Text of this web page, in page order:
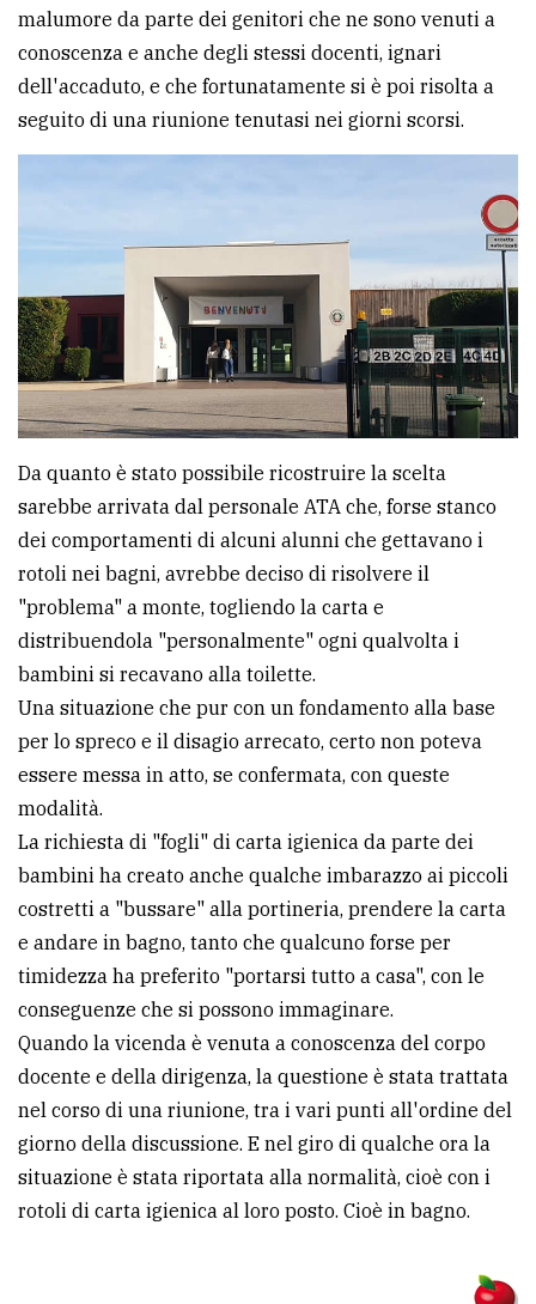
CERCA
Cerca
per
comune
LE
ALTRE
TESTATE
PRIVACY
Privacy
policy
Cookie
policy
malumore da parte dei genitori che ne sono venuti a
conoscenza e anche degli stessi docenti, ignari
dell'accaduto, e che fortunatamente si è poi risolta a
seguito di una riunione tenutasi nei giorni scorsi.
Da quanto è stato possibile ricostruire la scelta
sarebbe arrivata dal personale ATA che, forse stanco
dei comportamenti di alcuni alunni che gettavano i
rotoli nei bagni, avrebbe deciso di risolvere il
"problema" a monte, togliendo la carta e
distribuendola "personalmente" ogni qualvolta i
bambini si recavano alla toilette.
Una situazione che pur con un fondamento alla base
per lo spreco e il disagio arrecato, certo non poteva
essere messa in atto, se confermata, con queste
modalità.
La richiesta di "fogli" di carta igienica da parte dei
bambini ha creato anche qualche imbarazzo ai piccoli
costretti a "bussare" alla portineria, prendere la carta
e andare in bagno, tanto che qualcuno forse per
timidezza ha preferito "portarsi tutto a casa", con le
conseguenze che si possono immaginare.
Quando la vicenda è venuta a conoscenza del corpo
docente e della dirigenza, la questione è stata trattata
nel corso di una riunione, tra i vari punti all'ordine del
giorno della discussione. E nel giro di qualche ora la
situazione è stata riportata alla normalità, cioè con i
rotoli di carta igienica al loro posto. Cioè in bagno.